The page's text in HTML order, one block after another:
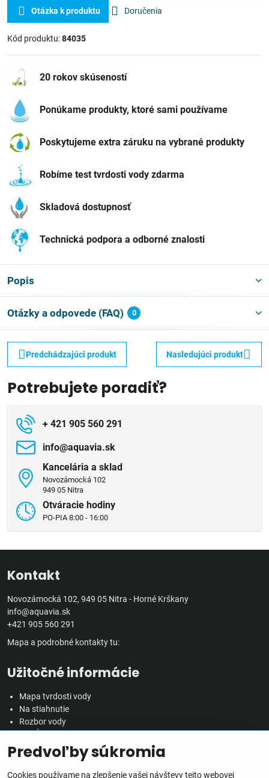
Otázka k produktu Doručenia
Kód produktu:84035
20 rokov skúseností
Ponúkame produkty, ktoré sami používame
Poskytujeme extra záruku na vybrané produkty
Robíme test tvrdosti vody zdarma
Skladová dostupnosť
Technická podpora a odborné znalosti
Popis
Otázky a odpovede (FAQ) 0
Predchádzajúci produkt Nasledujúci produkt
Potrebujete poradiť?
+ 421 905 560 291
info​@aquavia​.sk
Kancelária a sklad
Novozámocká 102
949 05 Nitra
Otváracie hodiny
PO-PIA 8:00 - 16:00
Kontakt
Novozámocká 102, 949 05 Nitra - Horné Krškany
info@aquavia.sk
+421 905 560 291
Mapa a podrobné kontakty tu:
Užitočné informácie
Mapa tvrdosti vody
Na stiahnutie
Rozbor vody
Veľkoobchodná spolupráca
Predvoľby súkromia
Cookies používame na zlepšenie vašej návštevy tejto webovej